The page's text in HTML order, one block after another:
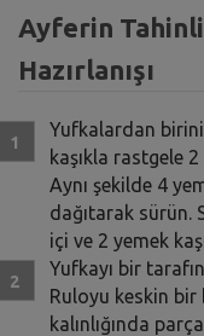
Ayferin Tahinli
Hazırlanışı
Yufkalardan
kaşıkla rastgele
Aynı şekilde 4
dağıtarak sürün.
içi ve 2 yemek
Yufkayı bir
Ruloyu keskin bir
kalınlığında